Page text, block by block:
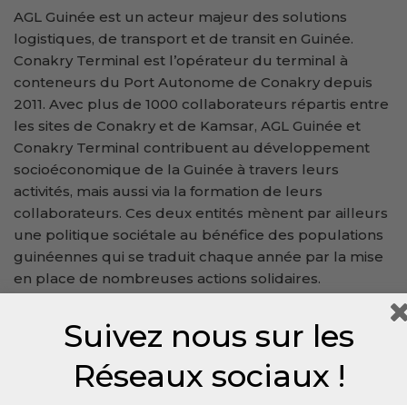
AGL Guinée est un acteur majeur des solutions
logistiques, de transport et de transit en Guinée.
Conakry Terminal est l’opérateur du terminal à
conteneurs du Port Autonome de Conakry depuis
2011. Avec plus de 1000 collaborateurs répartis entre
les sites de Conakry et de Kamsar, AGL Guinée et
Conakry Terminal contribuent au développement
socioéconomique de la Guinée à travers leurs
activités, mais aussi via la formation de leurs
collaborateurs. Ces deux entités mènent par ailleurs
une politique sociétale au bénéfice des populations
guinéennes qui se traduit chaque année par la mise
en place de nombreuses actions solidaires.
Suivez nous sur les
Réseaux sociaux !